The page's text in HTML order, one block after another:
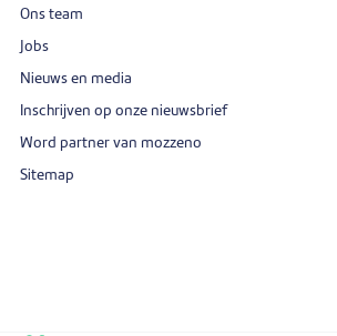
Ons team
Jobs
Nieuws en media
Inschrijven op onze nieuwsbrief
Word partner van mozzeno
Sitemap